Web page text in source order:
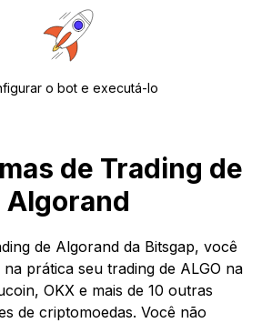
o bot e executá-lo
de Trading de
Algorand
de Algorand da Bitsgap, você
prática seu trading de ALGO na
OKX e mais de 10 outras
de criptomoedas. Você não